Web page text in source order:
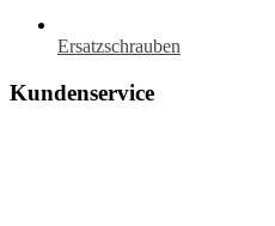
Ersatzschrauben
Kundenservice